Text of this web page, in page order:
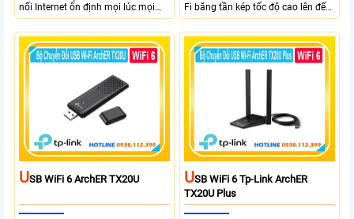
nối Internet ổn định mọi lúc mọi
nơi với tốc độ 4G LTE tải xuống lên
đến 150Mbps. Chuẩn WiFi 6
AX300, pin 2400mAh hoạt động
đến 10 giờ và khả năng kết nối
Fi băng tần kép tốc độ cao lên đến
1300 Mbps. Hai ăng-ten ngoài kết
hợp công nghệ Beamforming giúp
tăng cường tín hiệu và vùng phủ
sóng. USB 3.0 cho tốc độ truyền dữ
liệu nhanh. Hỗ trợ Windows 10/11
và cài đặt dễ dàng không cần đĩa
tư
USB WiFi 6 ArchER TX20U USB WiFi 6 Tp-Link ArchER
TX20U Plus